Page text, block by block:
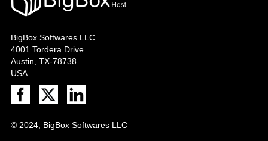
BigBox Softwares LLC
4001 Tordera Drive
Austin, TX-78738
USA
© 2024, BigBox Softwares LLC